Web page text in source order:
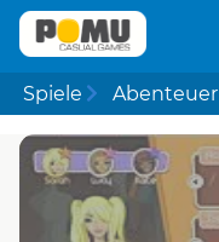
Spiele Abenteuer